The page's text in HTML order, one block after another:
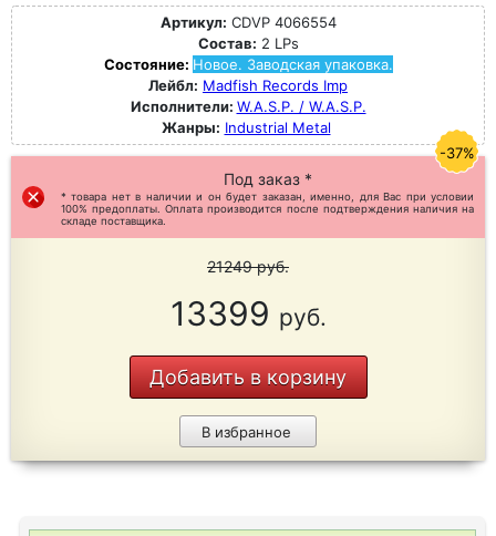
Артикул: CDVP 4066554
Состав: 2 LPs
Состояние: Новое. Заводская упаковка.
Лейбл: Madfish Records Imp
Исполнители: W.A.S.P. / W.A.S.P.
Жанры: Industrial Metal
Под заказ *
* товара нет в наличии и он будет заказан, именно, для Вас при условии
100% предоплаты. Оплата производится после подтверждения наличия на
складе поставщика.
21249руб.
13399 руб.
Добавить в корзину
В избранное
-37%